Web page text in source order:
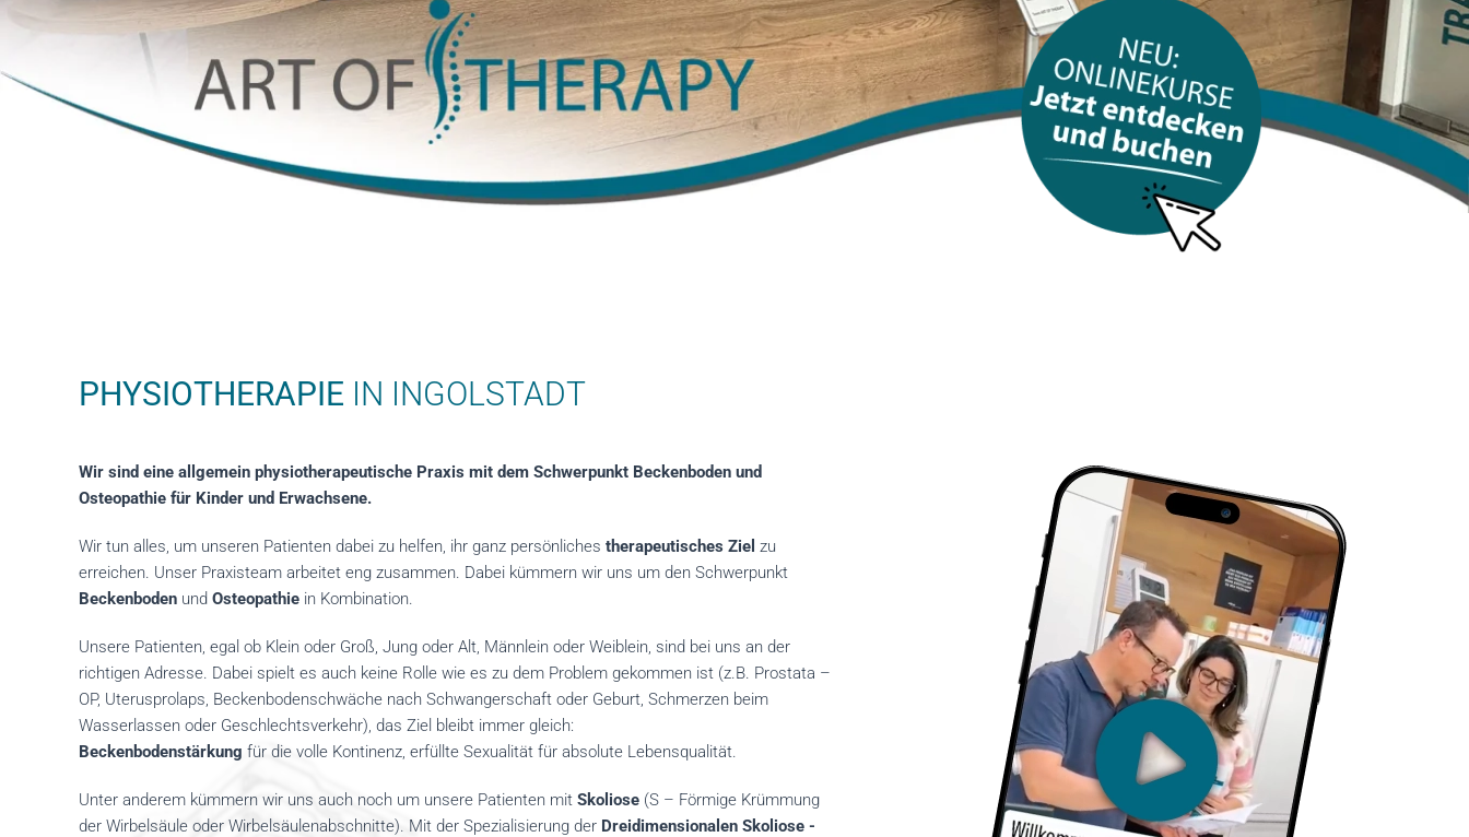
PHYSIOTHERAPIE IN INGOLSTADT
Wir sind eine allgemein physiotherapeutische Praxis mit dem Schwerpunkt Beckenboden und
Osteopathie für Kinder und Erwachsene.
Wir tun alles, um unseren Patienten dabei zu helfen, ihr ganz persönliches therapeutisches Ziel zu
erreichen. Unser Praxisteam arbeitet eng zusammen. Dabei kümmern wir uns um den Schwerpunkt
Beckenboden und Osteopathie in Kombination.
Unsere Patienten, egal ob Klein oder Groß, Jung oder Alt, Männlein oder Weiblein, sind bei uns an der
richtigen Adresse. Dabei spielt es auch keine Rolle wie es zu dem Problem gekommen ist (z.B. Prostata –
OP, Uterusprolaps, Beckenbodenschwäche nach Schwangerschaft oder Geburt, Schmerzen beim
Wasserlassen oder Geschlechtsverkehr), das Ziel bleibt immer gleich:
Beckenbodenstärkung für die volle Kontinenz, erfüllte Sexualität für absolute Lebensqualität.
Unter anderem kümmern wir uns auch noch um unsere Patienten mit Skoliose (S – Förmige Krümmung
der Wirbelsäule oder Wirbelsäulenabschnitte). Mit der Spezialisierung der Dreidimensionalen Skoliose -